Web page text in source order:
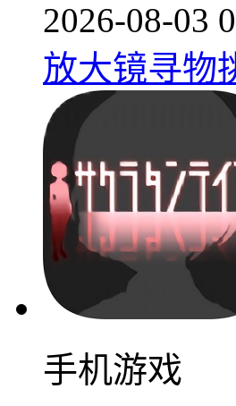
2026-08-03
放大镜寻物
手机游戏